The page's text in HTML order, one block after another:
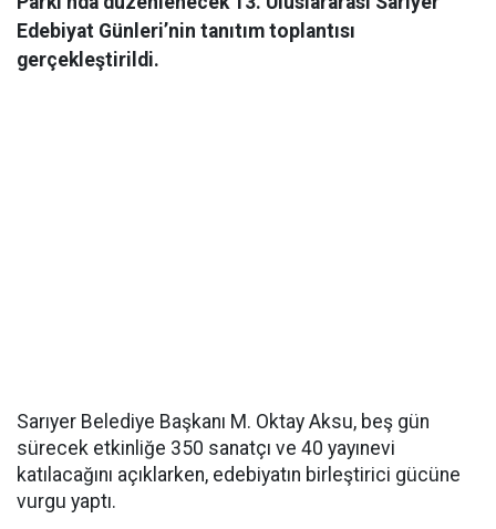
Edebiyat Günleri’nin tanıtım toplantısı
gerçekleştirildi.
Sarıyer Belediye Başkanı M. Oktay Aksu, beş gün
sürecek etkinliğe 350 sanatçı ve 40 yayınevi
katılacağını açıklarken, edebiyatın birleştirici gücüne
vurgu yaptı.